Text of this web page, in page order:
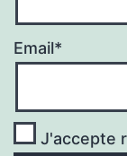
Email*
J'accepte